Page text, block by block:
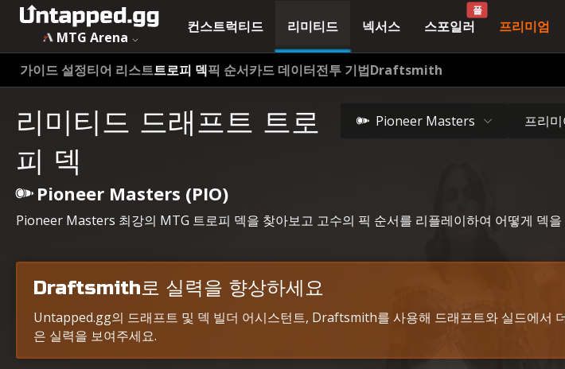
MTG Arena
컨스트럭티드 리미티드 넥서스 스포일러
풀
프리미엄
가이드 설정티어 리스트트로피 덱픽 순서카드 데이터전투 기법Draftsmith
리미티드 드래프트 트로
피 덱
Pioneer Masters 프리
Pioneer Masters (PIO)
Pioneer Masters 최강의 MTG 트로피 덱을 찾아보고 고수의 픽 순서를 리플레이하여 어떻게 덱
Draftsmith로 실력을 향상하세요
Untapped.gg의 드래프트 및 덱 빌더 어시스턴트, Draftsmith를 사용해 드래프트와 실드에서
은 실력을 보여주세요.